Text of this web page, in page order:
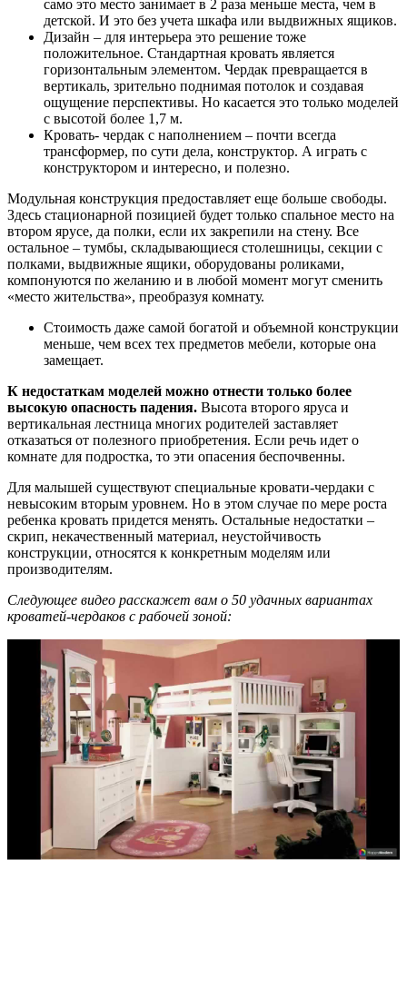
само это место занимает в 2 раза меньше места, чем в
детской. И это без учета шкафа или выдвижных ящиков.
Дизайн – для интерьера это решение тоже
положительное. Стандартная кровать является
горизонтальным элементом. Чердак превращается в
вертикаль, зрительно поднимая потолок и создавая
ощущение перспективы. Но касается это только моделей
с высотой более 1,7 м.
Кровать- чердак с наполнением – почти всегда
трансформер, по сути дела, конструктор. А играть с
конструктором и интересно, и полезно.
Модульная конструкция предоставляет еще больше свободы.
Здесь стационарной позицией будет только спальное место на
втором ярусе, да полки, если их закрепили на стену. Все
остальное – тумбы, складывающиеся столешницы, секции с
полками, выдвижные ящики, оборудованы роликами,
компонуются по желанию и в любой момент могут сменить
«место жительства», преобразуя комнату.
Стоимость даже самой богатой и объемной конструкции
меньше, чем всех тех предметов мебели, которые она
замещает.
К недостаткам моделей можно отнести только более
высокую опасность падения. Высота второго яруса и
вертикальная лестница многих родителей заставляет
отказаться от полезного приобретения. Если речь идет о
комнате для подростка, то эти опасения беспочвенны.
Для малышей существуют специальные кровати-чердаки с
невысоким вторым уровнем. Но в этом случае по мере роста
ребенка кровать придется менять. Остальные недостатки –
скрип, некачественный материал, неустойчивость
конструкции, относятся к конкретным моделям или
производителям.
Следующее видео расскажет вам о 50 удачных вариантах
кроватей-чердаков с рабочей зоной: